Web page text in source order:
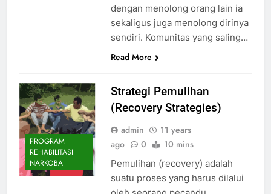
dengan menolong orang lain ia
sekaligus juga menolong dirinya
sendiri. Komunitas yang saling…
Read More
PROGRAM
REHABILITASI
NARKOBA
Strategi Pemulihan
(Recovery Strategies)
admin
11 years
ago
0 10 mins
Pemulihan (recovery) adalah
suatu proses yang harus dilalui